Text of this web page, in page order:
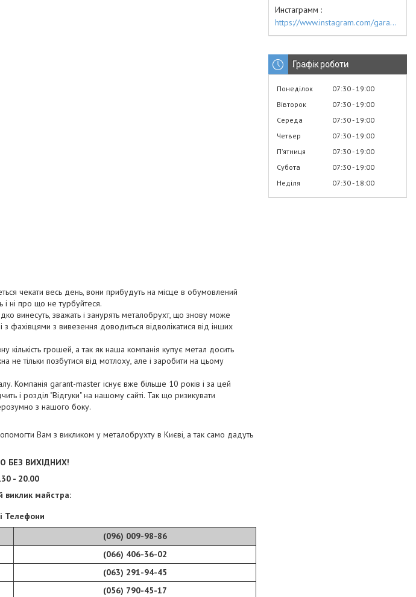
чекати весь день, вони прибудуть на місце в обумовлений
ні про що не турбуйтеся.
винесуть, зважать і занурять металобрухт, що знову може
фахівцями з вивезення доводиться відволікатися від інших
грошей, а так як наша компанія купує метал досить
не тільки позбутися від мотлоху, але і заробити на цьому
Компанія garant-master існує вже більше 10 років і за цей
і розділ "Відгуки" на нашому сайті. Так що ризикувати
з нашого боку.
Вам з викликом у металобрухту в Києві, а так само дадуть
БЕЗ ВИХІДНИХ!
- 20.00
виклик майстра:
Телефони
(096) 009-98-86
(066) 406-36-02
(063) 291-94-45
(056) 790-45-17
Инстаграмм
https://www.instagram.com/garantmaster.ua/
Графік роботи
Понеділок 07:30 19:00
Вівторок
07:30 19:00
Середа
07:30 19:00
Четвер
07:30 19:00
Пʼятниця
07:30 19:00
Субота
07:30 19:00
Неділя
07:30 18:00